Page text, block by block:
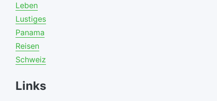
Leben
Lustiges
Panama
Reisen
Schweiz
Links